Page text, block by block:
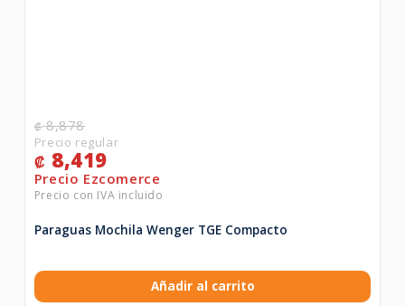
₡8,878
₡ 8,419
Paraguas Mochila Wenger TGE Compacto
Añadir al carrito